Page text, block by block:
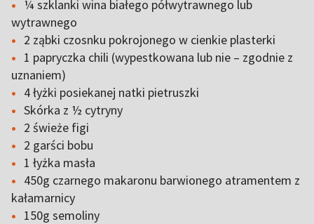
¼ szklanki wina białego półwytrawnego lub
wytrawnego
2 ząbki czosnku pokrojonego w cienkie plasterki
1 papryczka chili (wypestkowana lub nie – zgodnie z
uznaniem)
4 łyżki posiekanej natki pietruszki
Skórka z ½ cytryny
2 świeże figi
2 garści bobu
1 łyżka masła
450g czarnego makaronu barwionego atramentem z
kałamarnicy
150g semoliny